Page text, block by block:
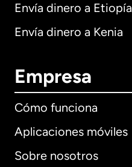
Envía dinero a Etiopía
Envía dinero a Kenia
Empresa
Cómo funciona
Aplicaciones móviles
Sobre nosotros